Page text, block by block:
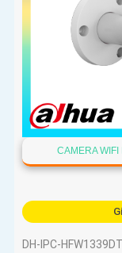
CAMERA
DH-IPC-